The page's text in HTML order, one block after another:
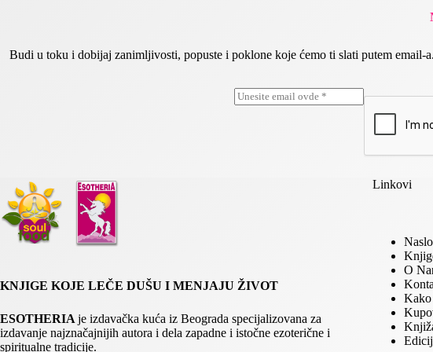
Budi u toku i dobijaj zanimljivosti, popuste i poklone koje ćemo ti slati putem
E
m
E
m
KNJIGE KOJE LEČE DUŠU I MENJAJU ŽIVOT
ESOTHERIA je izdavačka kuća iz Beograda specijalizovana za
izdavanje najznačajnijih autora i dela zapadne i istočne ezoterične i
spiritualne tradicije.
Linkovi
O